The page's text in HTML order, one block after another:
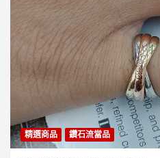
精選商品 鑽石流當品